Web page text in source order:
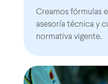
Creamos fórmulas
asesoría técnica y
normativa vigente.